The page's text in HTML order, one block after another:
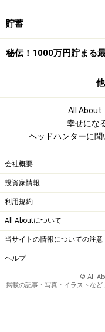
貯蓄
秘伝！1000万円貯まる
All About
幸せにな
ヘッドハンターに
会社概要
投資家情報
利用規約
All Aboutについて
当サイトの情報についての注意
ヘルプ
© All
掲載の記事・写真・イラストな